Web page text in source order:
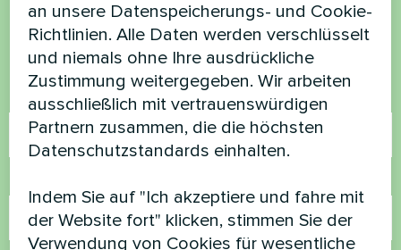
Kontaktieren Sie uns und wir werden Ihnen
helfen
Name
an unsere Datenspeicherungs- und Cookie-
Richtlinien. Alle Daten werden verschlüsselt
und niemals ohne Ihre ausdrückliche
Zustimmung weitergegeben. Wir arbeiten
ausschließlich mit vertrauenswürdigen
Partnern zusammen, die die höchsten
Datenschutzstandards einhalten.
Indem Sie auf "Ich akzeptiere und fahre mit
der Website fort" klicken, stimmen Sie der
Verwendung von Cookies für wesentliche